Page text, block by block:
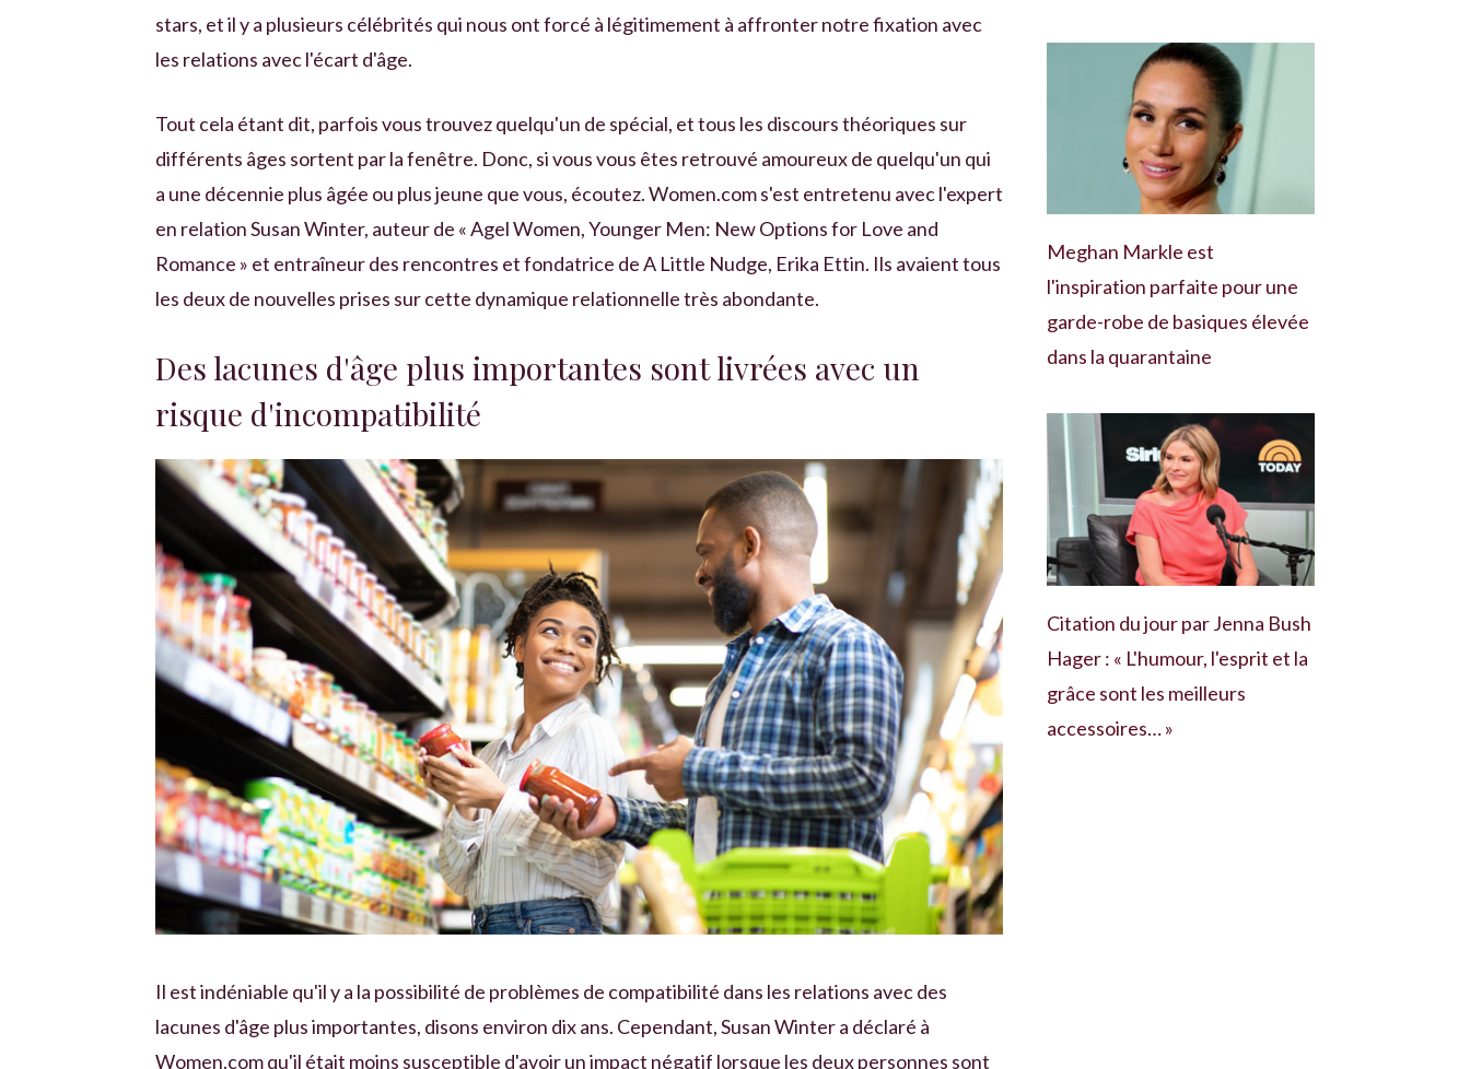
stars, et il y a plusieurs célébrités qui nous ont forcé à légitimement à affronter notre fixation avec
les relations avec l'écart d'âge.
Tout cela étant dit, parfois vous trouvez quelqu'un de spécial, et tous les discours théoriques sur
différents âges sortent par la fenêtre. Donc, si vous vous êtes retrouvé amoureux de quelqu'un qui
a une décennie plus âgée ou plus jeune que vous, écoutez. Women.com s'est entretenu avec l'expert
en relation Susan Winter, auteur de « Agel Women, Younger Men: New Options for Love and
Romance » et entraîneur des rencontres et fondatrice de A Little Nudge, Erika Ettin. Ils avaient tous
les deux de nouvelles prises sur cette dynamique relationnelle très abondante.
Des lacunes d'âge plus importantes sont livrées avec un
risque d'incompatibilité
Il est indéniable qu'il y a la possibilité de problèmes de compatibilité dans les relations avec des
lacunes d'âge plus importantes, disons environ dix ans. Cependant, Susan Winter a déclaré à
Women.com qu'il était moins susceptible d'avoir un impact négatif lorsque les deux personnes sont
Meghan Markle est
l'inspiration parfaite pour une
garde-robe de basiques élevée
dans la quarantaine
Citation du jour par Jenna Bush
Hager : « L'humour, l'esprit et la
grâce sont les meilleurs
accessoires… »